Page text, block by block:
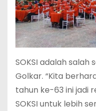
SOKSI adalah salah
Golkar. “Kita
tahun ke-63 ini jadi
SOKSI untuk lebih